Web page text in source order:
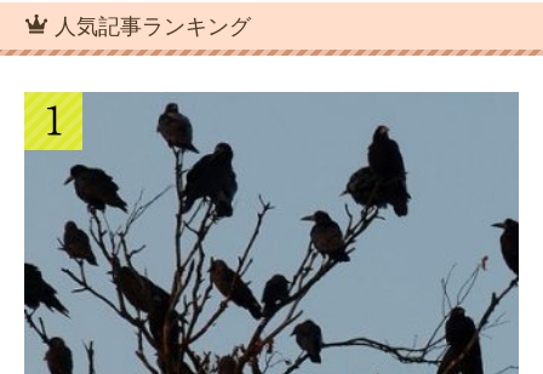
人気記事ランキング